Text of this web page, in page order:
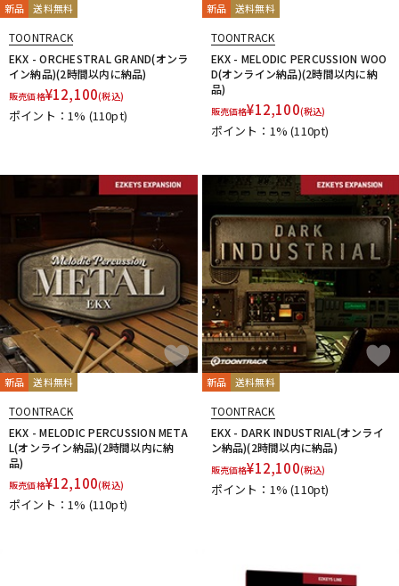
新品 送料無料
TOONTRACK
EKX - ORCHESTRAL GRAND(オンラ
イン納品)(2時間以内に納品)
販売価格¥12,100(税込)
ポイント：1% (110pt)
新品 送料無料
TOONTRACK
EKX - MELODIC PERCUSSION WOO
D(オンライン納品)(2時間以内に納
品)
販売価格¥12,100(税込)
ポイント：1%(110pt)
新品 送料無料
TOONTRACK
EKX - MELODIC PERCUSSION META
L(オンライン納品)(2時間以内に納
品)
販売価格¥12,100(税込)
ポイント：1% (110pt)
新品 送料無料
TOONTRACK
EKX - DARK INDUSTRIAL(オンライ
ン納品)(2時間以内に納品)
販売価格¥12,100(税込)
ポイント：1%(110pt)